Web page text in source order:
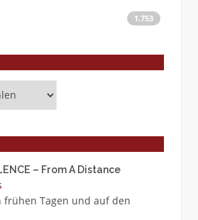
1.753
– From A Distance
frühen Tagen und auf den